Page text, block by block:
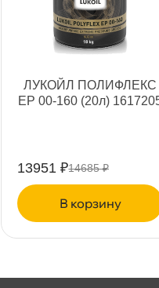
ЛУКОЙЛ ПОЛИФЛЕКС
ЕР 00-160 (20л)
13951 ₽14685 ₽
корзину